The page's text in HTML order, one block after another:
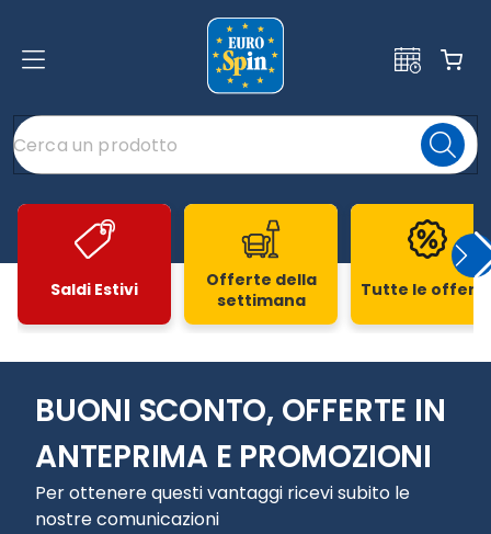
Saldi Estivi
Offerte della
settimana
Tutte le
BUONI SCONTO, OFFERTE IN
ANTEPRIMA E PROMOZIONI
Per ottenere questi vantaggi ricevi subito le
nostre comunicazioni